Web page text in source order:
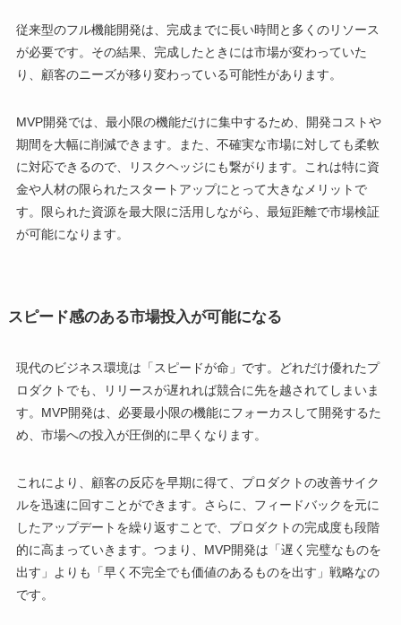
従来型のフル機能開発は、完成までに長い時間と多くのリソース
が必要です。その結果、完成したときには市場が変わっていた
り、顧客のニーズが移り変わっている可能性があります。
MVP開発では、最小限の機能だけに集中するため、開発コストや
期間を大幅に削減できます。また、不確実な市場に対しても柔軟
に対応できるので、リスクヘッジにも繋がります。これは特に資
金や人材の限られたスタートアップにとって大きなメリットで
す。限られた資源を最大限に活用しながら、最短距離で市場検証
が可能になります。
スピード感のある市場投入が可能になる
現代のビジネス環境は「スピードが命」です。どれだけ優れたプ
ロダクトでも、リリースが遅れれば競合に先を越されてしまいま
す。MVP開発は、必要最小限の機能にフォーカスして開発するた
め、市場への投入が圧倒的に早くなります。
これにより、顧客の反応を早期に得て、プロダクトの改善サイク
ルを迅速に回すことができます。さらに、フィードバックを元に
したアップデートを繰り返すことで、プロダクトの完成度も段階
的に高まっていきます。つまり、MVP開発は「遅く完璧なものを
出す」よりも「早く不完全でも価値のあるものを出す」戦略なの
です。